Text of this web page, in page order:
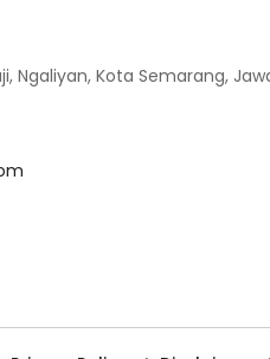
Ngaliyan, Kota Semarang,